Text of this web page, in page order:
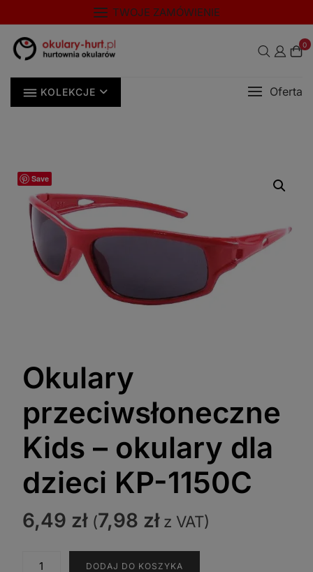
to
content
TWOJE ZAMÓWIENIE
0
KOLEKCJE Oferta
Save
Okulary
przeciwsłoneczne
Kids – okulary dla
dzieci KP-1150C
6,49 zł (7,98 złz VAT)
DODAJ DO KOSZYKA
modal-check